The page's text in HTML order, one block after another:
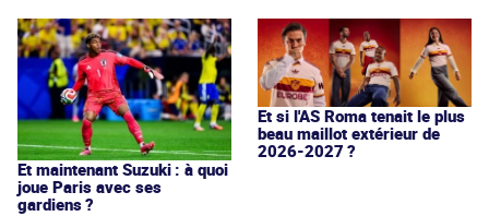
Et maintenant Suzuki : à quoi
joue Paris avec ses
gardiens ?
Et si l'AS Roma tenait le plus
beau maillot extérieur de
2026-2027 ?